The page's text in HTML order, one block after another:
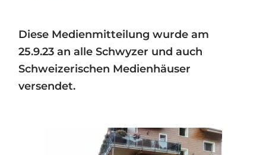
Diese Medienmitteilung wurde am
25.9.23 an alle Schwyzer und auch
Schweizerischen Medienhäuser
versendet.